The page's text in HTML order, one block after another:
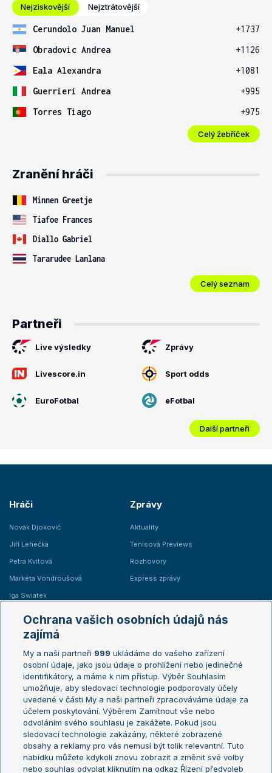
Nejziskovější Nejztrátovější
Cerundolo Juan Manuel
+1737
Obradovic Andrea
+1126
Eala Alexandra
+1081
Guerrieri Andrea
+995
Torres Tiago
+975
Celý žebříček
Zranění hráči
Minnen Greetje
Tiafoe Frances
Diallo Gabriel
Tararudee Lanlana
Celý seznam
Partneři
Live výsledky Zprávy
Livescore.in Sport odds
EuroFotbal eFotbal
Další partneři
Hráči
Novak Djokovič
Jiří Lehečka
Petra Kvitová
Markéta Vondroušová
Iga Swiatek
Zprávy
Aktuality
Tenisová Previews
Rozhovory
Express zprávy
Žebříčky
Žebříček ATP (muži)
Žebříček WTA (ženy)
Sázkařský žebříček
Australian Open
French Open
Wimbledon
US Open
Turnaj mistrů
Turnaj mistryň
Aktualní trendy
Ochrana vašich osobních údajů nás
zajímá
My a naši partneři 999 ukládáme do vašeho zařízení
osobní údaje, jako jsou údaje o prohlížení nebo jedinečné
identifikátory, a máme k nim přístup. Výběr Souhlasím
umožňuje, aby sledovací technologie podporovaly účely
uvedené v části My a naši partneři zpracováváme údaje za
účelem poskytování. Výběrem Zamítnout vše nebo
odvoláním svého souhlasu je zakážete. Pokud jsou
sledovací technologie zakázány, některé zobrazené
obsahy a reklamy pro vás nemusí být tolik relevantní. Tuto
nabídku můžete kdykoli znovu zobrazit a změnit své volby
nebo souhlas odvolat kliknutím na odkaz Řízení předvoleb